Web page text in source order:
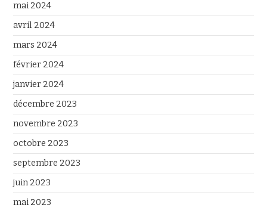
mai 2024
avril 2024
mars 2024
février 2024
janvier 2024
décembre 2023
novembre 2023
octobre 2023
septembre 2023
juin 2023
mai 2023